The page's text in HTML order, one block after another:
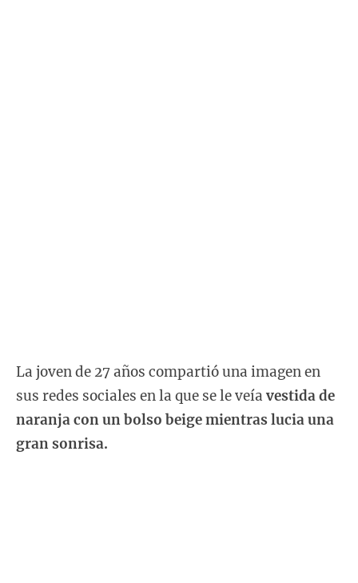
La joven de 27 años compartió una imagen en
sus redes sociales en la que se le veía vestida de
naranja con un bolso beige mientras lucia una
gran sonrisa.